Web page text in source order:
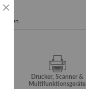
Drucker, Scanner &
Multifunktionsgeräte